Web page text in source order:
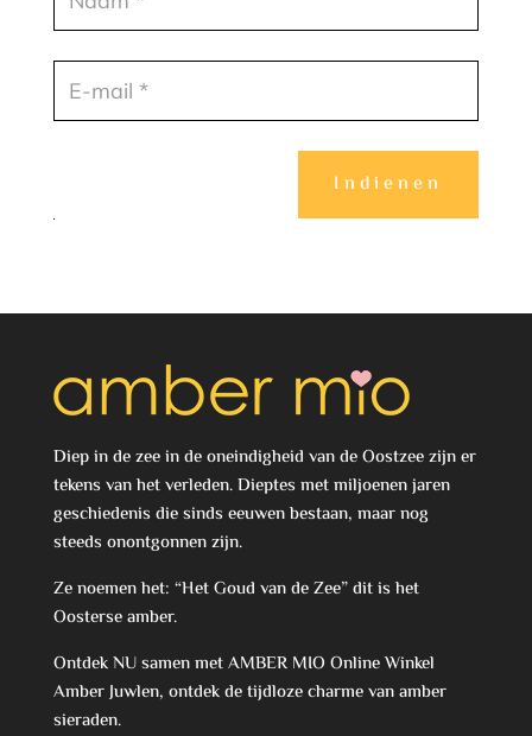
Indienen
Diep in de zee in de oneindigheid van de Oostzee zijn er
tekens van het verleden. Dieptes met miljoenen jaren
geschiedenis die sinds eeuwen bestaan, maar nog
steeds onontgonnen zijn.
Ze noemen het: “Het Goud van de Zee” dit is het
Oosterse amber.
Ontdek NU samen met AMBER MIO Online Winkel
Amber Juwlen, ontdek de tijdloze charme van amber
sieraden.